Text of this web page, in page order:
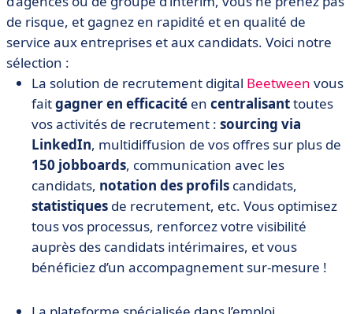
de risque, et gagnez en rapidité et en qualité de
service aux entreprises et aux candidats. Voici notre
sélection :
La solution de recrutement digital Beetween vous
faitgagner en efficacité en centralisanttoutes
vos activités de recrutement : sourcing via
LinkedIn, multidiffusion de vos offres sur plus de
150 jobboards, communication avec les
candidats, notation des profils candidats,
statistiques de recrutement, etc. Vous optimisez
tous vos processus, renforcez votre visibilité
auprès des candidats intérimaires, et vous
bénéficiez d’un accompagnement sur-mesure !